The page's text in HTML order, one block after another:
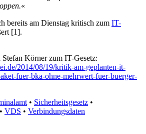
«
bereits am Dienstag kritisch zum IT-
[1].
Stefan Körner zum IT-Gesetz:
2014/08/19/kritik-am-geplanten-it-
fuer-bka-ohne-mehrwert-fuer-buerger-
• Sicherheitsgesetz •
• VDS • Verbindungsdaten